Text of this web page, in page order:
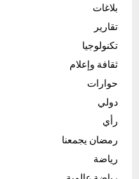
بلاغات
تقارير
تكنولوجيا
ثقافة وإعلام
حوارات
دولي
رأي
رمضان يجمعنا
رياضة